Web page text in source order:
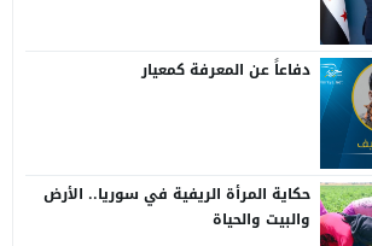
دفاعاً عن المعرفة كمعيار
حكاية المرأة الريفية في سوريا.. الأرض
والبيت والحياة